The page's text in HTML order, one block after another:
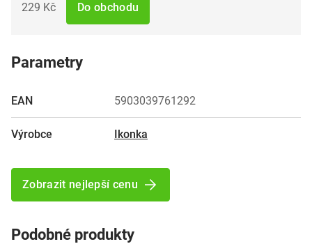
229 Kč Do obchodu
Parametry
EAN 5903039761292
Výrobce Ikonka
Zobrazit nejlepší cenu
Podobné produkty